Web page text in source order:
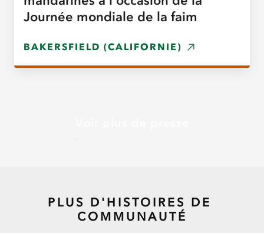
Journée mondiale de la faim
BAKERSFIELD (CALIFORNIE)
PLUS D'HISTOIRES DE
COMMUNAUTÉ